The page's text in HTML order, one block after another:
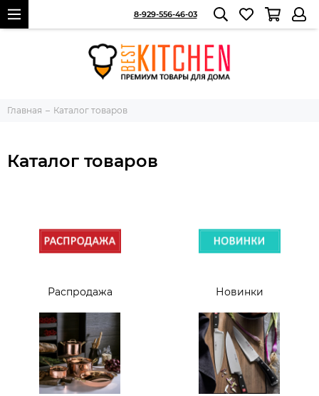
8-929-556-46-03
Главная Каталог товаров
Каталог товаров
Распродажа Новинки